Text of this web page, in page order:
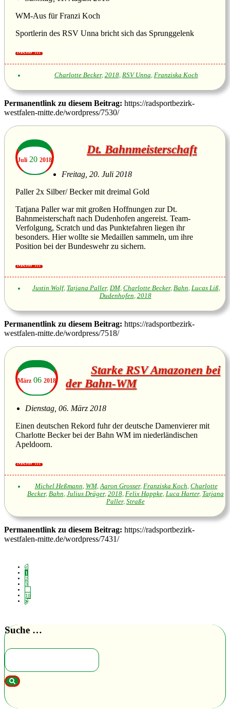
WM-Aus für Franzi Koch
Sportlerin des RSV Unna bricht sich das Sprunggelenk
Charlotte Becker, 2018, RSV Unna Franziska Koch
Permanentlink zu diesem Beitrag: https://radsportbezirk-
westfalen-mitte.de/wordpress/7530/
Juli 20 2018
Dt. Bahnmeisterschaft
Freitag, 20. Juli 2018
Paller 2x Silber/ Becker mit dreimal Gold
Tatjana Paller war mit großen Hoffnungen zur Dt.
Bahnmeisterschaft nach Dudenhofen angereist. Team-
Verfolgung, Scratch und das Punktefahren liegen ihr
besonders. Hier wollte sie Medaillen sammeln, um ihre
Position bei der Bundeswehr zu sichern.
Justin Wolf, Tatjana Paller, DM, Charlotte Becker, Bahn, Lucas Liß,
Dudenhofen, 2018
Permanentlink zu diesem Beitrag: https://radsportbezirk-
westfalen-mitte.de/wordpress/7518/
März 06 2018
Starke RSV Amazonen bei
der Bahn-WM
Dienstag, 06. März 2018
Einen deutschen Rekord fuhr der deutsche Damenvierer mit
Charlotte Becker bei der Bahn WM im niederländischen
Apeldoorn.
Michel Heßmann, WM,Aaron Grosser, Franziska Koch, Charlotte
Becker, Bahn, Julius Dräger, 2018, Felix Happke, Luca Harter, Tatjana
Paller, Straße
Permanentlink zu diesem Beitrag: https://radsportbezirk-
westfalen-mitte.de/wordpress/7431/
1
2
3
…
10
Suche …